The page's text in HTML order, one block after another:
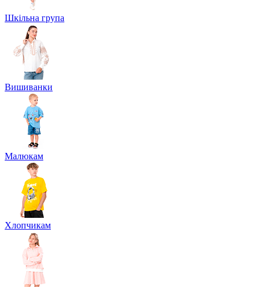
Шкільна група
Вишиванки
Малюкам
Хлопчикам